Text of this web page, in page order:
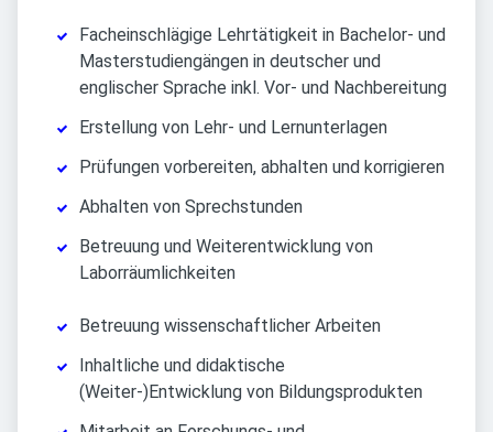
Facheinschlägige Lehrtätigkeit in Bachelor- und
Masterstudiengängen in deutscher und
englischer Sprache inkl. Vor- und Nachbereitung
Erstellung von Lehr- und Lernunterlagen
Prüfungen vorbereiten, abhalten und korrigieren
Abhalten von Sprechstunden
Betreuung und Weiterentwicklung von
Laborräumlichkeiten
Betreuung wissenschaftlicher Arbeiten
Inhaltliche und didaktische
(Weiter-)Entwicklung von Bildungsprodukten